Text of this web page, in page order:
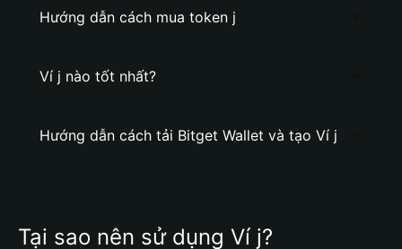
Hướng dẫn cách mua token j
Ví j nào tốt nhất?
Hướng dẫn cách tải Bitget Wallet và tạo Ví j
Tại sao nên sử dụng Ví j?